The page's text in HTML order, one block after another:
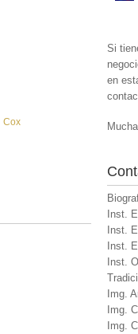
Cox
Si
en
Inst.
Inst.
Inst.
Inst.
Img.
Img.
Img.